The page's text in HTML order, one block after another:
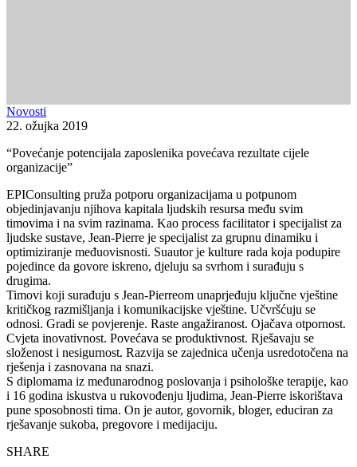
Novosti
22. ožujka 2019
“Povećanje potencijala zaposlenika povećava rezultate cijele
organizacije”
EPIConsulting pruža potporu organizacijama u potpunom
objedinjavanju njihova kapitala ljudskih resursa među svim
timovima i na svim razinama. Kao process facilitator i specijalist za
ljudske sustave, Jean-Pierre je specijalist za grupnu dinamiku i
optimiziranje međuovisnosti. Suautor je kulture rada koja podupire
pojedince da govore iskreno, djeluju sa svrhom i surađuju s
drugima.
Timovi koji surađuju s Jean-Pierreom unaprjeđuju ključne vještine
kritičkog razmišljanja i komunikacijske vještine. Učvršćuju se
odnosi. Gradi se povjerenje. Raste angažiranost. Ojačava otpornost.
Cvjeta inovativnost. Povećava se produktivnost. Rješavaju se
složenost i nesigurnost. Razvija se zajednica učenja usredotočena na
rješenja i zasnovana na snazi.
S diplomama iz međunarodnog poslovanja i psihološke terapije, kao
i 16 godina iskustva u rukovođenju ljudima, Jean-Pierre iskorištava
pune sposobnosti tima. On je autor, govornik, bloger, educiran za
rješavanje sukoba, pregovore i medijaciju.
SHARE